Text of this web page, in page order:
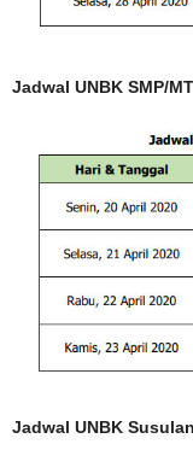
Jadwal UNBK SMP/
Jadwal UNBK